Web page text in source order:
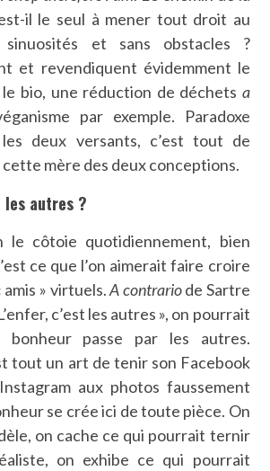
il le seul à mener tout droit au
sinuosités et sans obstacles ?
et revendiquent évidemment le
bio, une réduction de déchets a
par exemple. Paradoxe
deux versants, c’est tout de
cette mère des deux conceptions.
les autres ?
le côtoie quotidiennement, bien
ce que l’on aimerait faire croire
amis » virtuels.A contrariode Sartre
c’est les autres », on pourrait
passe par les autres.
tout un art de tenir son Facebook
aux photos faussement
se crée ici de toute pièce. On
on cache ce qui pourrait ternir
on exhibe ce qui pourrait